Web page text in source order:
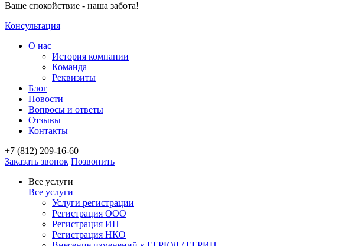
Ваше спокойствие - наша забота!
Консультация
О нас
История компании
Команда
Реквизиты
Блог
Новости
Вопросы и ответы
Отзывы
Контакты
+7 (812) 209-16-60
Заказать звонок Позвонить
Все услуги
Все услуги
Услуги регистрации
Регистрация ООО
Регистрация ИП
Регистрация НКО